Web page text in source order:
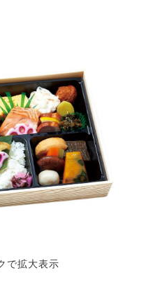
で拡大表示